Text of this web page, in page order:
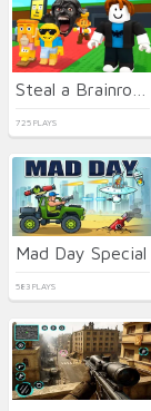
725 PLAYS
Mad Day Special
583 PLAYS